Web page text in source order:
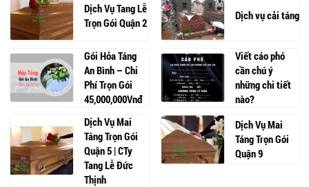
Dịch Vụ Tang Lễ
Trọn Gói Quận 2
Dịch vụ cải táng
Gói Hỏa Táng
An Bình – Chi
Phí Trọn Gói
45,000,000Vnđ
Viết cáo phó
cần chú ý
những chi tiết
nào?
Dịch Vụ Mai
Táng Trọn Gói
Quận 5 | CTy
Tang Lễ Đức
Thịnh
Dịch Vụ Mai
Táng Trọn Gói
Quận 9